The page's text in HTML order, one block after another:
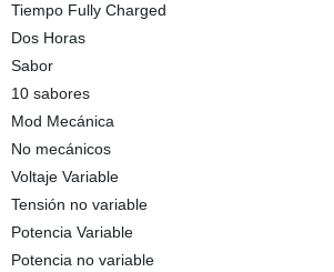
Tiempo Fully Charged
Dos Horas
Sabor
10 sabores
Mod Mecánica
No mecánicos
Voltaje Variable
Tensión no variable
Potencia Variable
Potencia no variable